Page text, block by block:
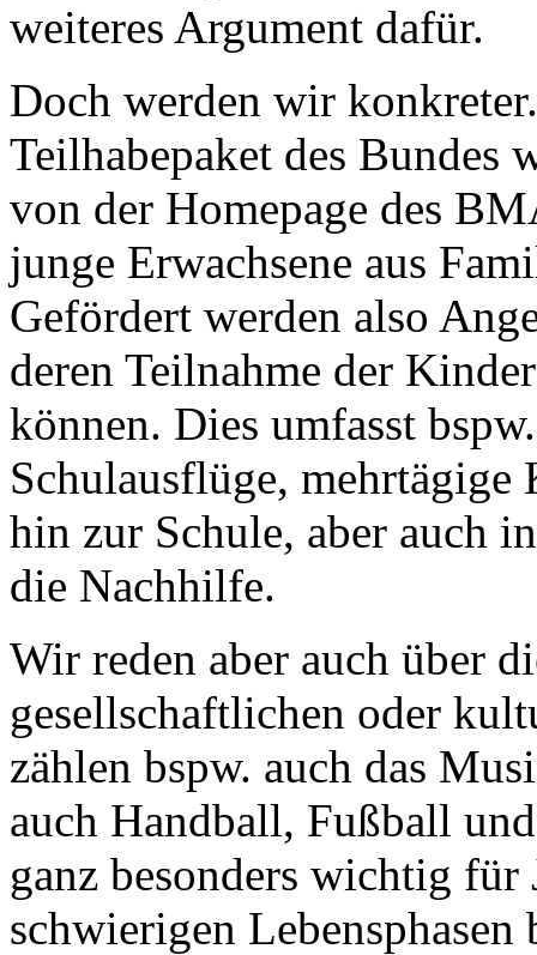
weiteres Argument dafür.
Doch werden wir
Teilhabepaket des Bundes
von der Homepage des
junge Erwachsene aus
Gefördert werden also
deren Teilnahme der
können. Dies umfasst
Schulausflüge, mehrtägige
hin zur Schule, aber auch
die Nachhilfe.
Wir reden aber auch über
gesellschaftlichen oder
zählen bspw. auch das
auch Handball, Fußball
ganz besonders wichtig
schwierigen